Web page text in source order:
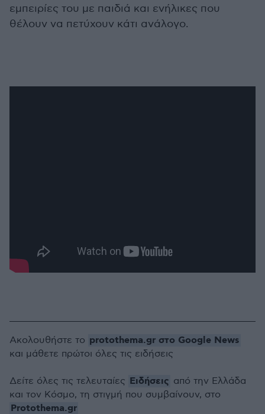
εμπειρίες του με παιδιά και ενήλικες που
θέλουν να πετύχουν κάτι ανάλογο.
Ακολουθήστε το protothema.gr στο Google News
και μάθετε πρώτοι όλες τις ειδήσεις
Δείτε όλες τις τελευταίες Ειδήσεις από την Ελλάδα
και τον Κόσμο, τη στιγμή που συμβαίνουν, στο
Protothema.gr